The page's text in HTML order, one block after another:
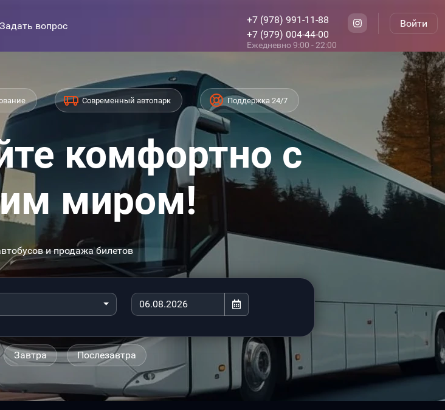
Задать вопрос
+7 (978) 991-11-88
+7 (979) 004-44-00
Ежедневно 9:00 - 22:00
Войти
Современный автопарк Поддержка 24/7
комфортно с
миром!
и продажа билетов
Завтра Послезавтра